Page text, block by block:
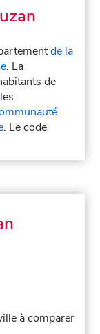
de la
. La
de
. Le code
à comparer